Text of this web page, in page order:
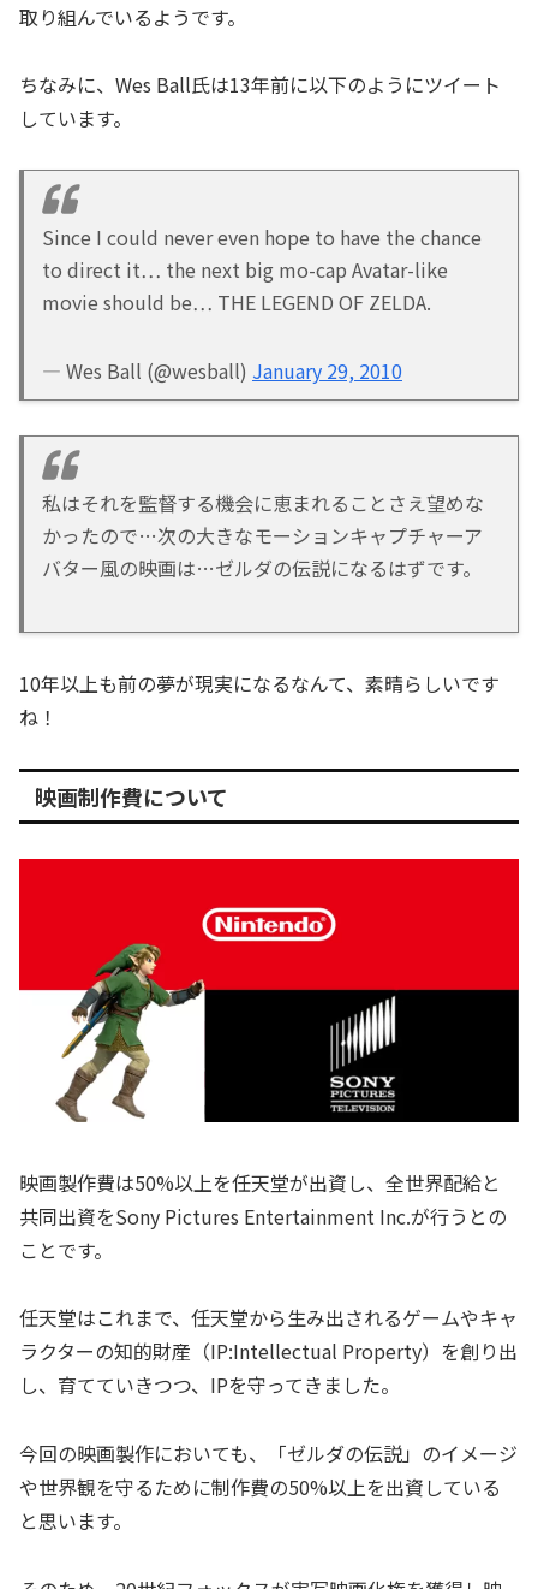
取り組んでいるようです。
ちなみに、Wes Ball氏は13年前に以下のようにツイート
しています。
Since I could never even hope to have the chance
to direct it… the next big mo-cap Avatar-like
movie should be… THE LEGEND OF ZELDA.
— Wes Ball (@wesball) January 29, 2010
私はそれを監督する機会に恵まれることさえ望めな
かったので…次の大きなモーションキャプチャーア
バター風の映画は…ゼルダの伝説になるはずです。
10年以上も前の夢が現実になるなんて、素晴らしいです
ね！
映画制作費について
映画製作費は50%以上を任天堂が出資し、全世界配給と
共同出資をSony Pictures Entertainment Inc.が行うとの
ことです。
任天堂はこれまで、任天堂から生み出されるゲームやキャ
ラクターの知的財産（IP:Intellectual Property）を創り出
し、育てていきつつ、IPを守ってきました。
今回の映画製作においても、「ゼルダの伝説」のイメージ
や世界観を守るために制作費の50%以上を出資している
と思います。